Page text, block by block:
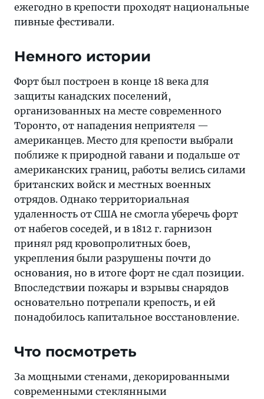
ежегодно в крепости проходят национальные
пивные фестивали.
Немного истории
Форт был построен в конце 18 века для
защиты канадских поселений,
организованных на месте современного
Торонто, от нападения неприятеля —
американцев. Место для крепости выбрали
поближе к природной гавани и подальше от
американских границ, работы велись силами
британских войск и местных военных
отрядов. Однако территориальная
удаленность от США не смогла уберечь форт
от набегов соседей, и в 1812 г. гарнизон
принял ряд кровопролитных боев,
укрепления были разрушены почти до
основания, но в итоге форт не сдал позиции.
Впоследствии пожары и взрывы снарядов
основательно потрепали крепость, и ей
понадобилось капитальное восстановление.
Что посмотреть
За мощными стенами, декорированными
современными стеклянными